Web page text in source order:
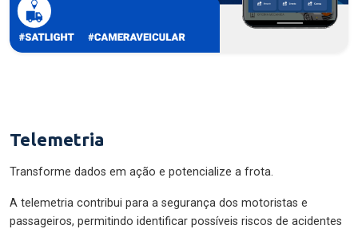
Telemetria
Transforme dados em ação e potencialize a frota.
A telemetria contribui para a segurança dos motoristas e
passageiros, permitindo identificar possíveis riscos de acidentes